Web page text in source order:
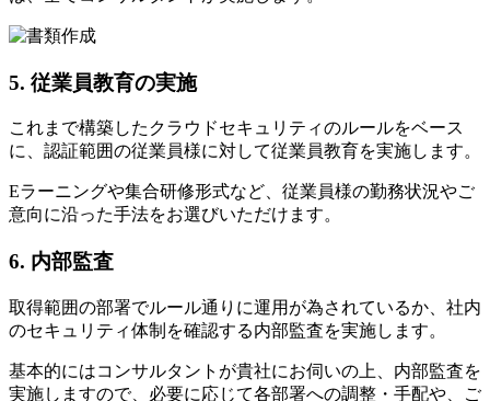
5. 従業員教育の実施
これまで構築したクラウドセキュリティのルールをベース
に、認証範囲の従業員様に対して従業員教育を実施します。
Eラーニングや集合研修形式など、従業員様の勤務状況やご
意向に沿った手法をお選びいただけます。
6. 内部監査
取得範囲の部署でルール通りに運用が為されているか、社内
のセキュリティ体制を確認する内部監査を実施します。
基本的にはコンサルタントが貴社にお伺いの上、内部監査を
実施しますので、必要に応じて各部署への調整・手配や、ご